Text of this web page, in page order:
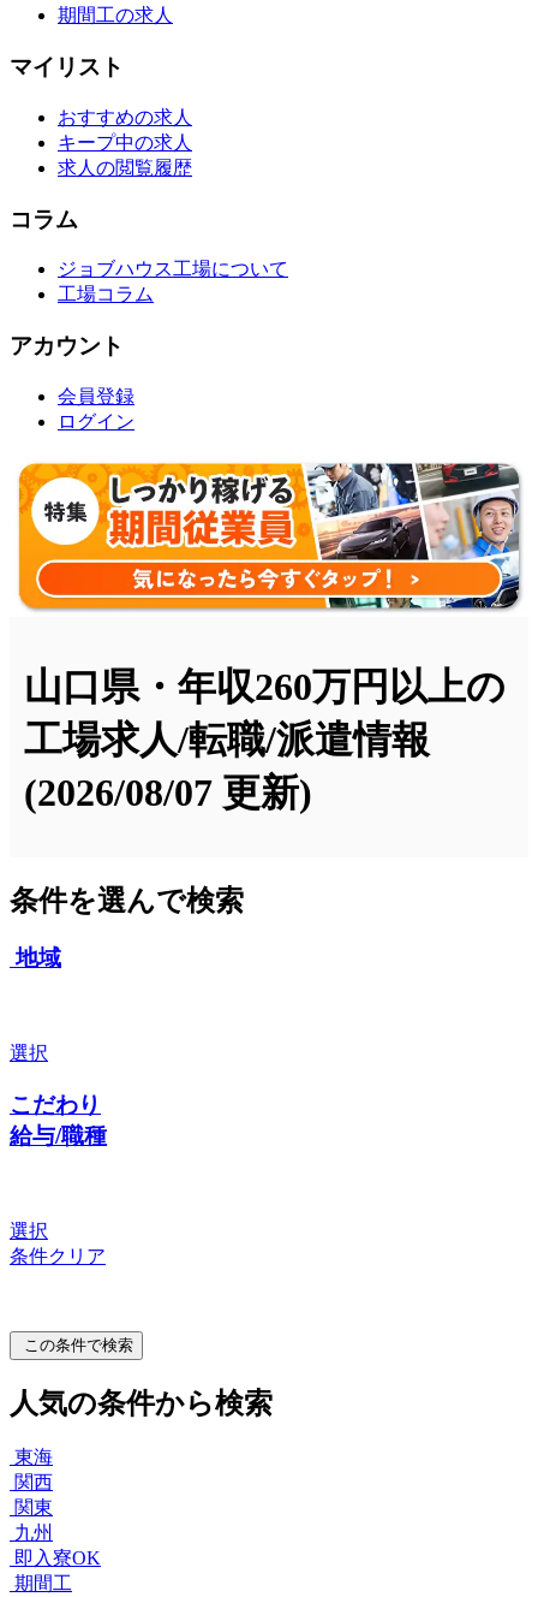
期間工の求人
マイリスト
おすすめの求人
キープ中の求人
求人の閲覧履歴
コラム
ジョブハウス工場について
工場コラム
アカウント
会員登録
ログイン
山口県・年収260万円以上の
工場求人/転職/派遣情報
(2026/08/07 更新)
条件を選んで検索
地域
選択
こだわり
給与/職種
選択
条件クリア
この条件で検索
人気の条件から検索
東海
関西
関東
九州
即入寮OK
期間工